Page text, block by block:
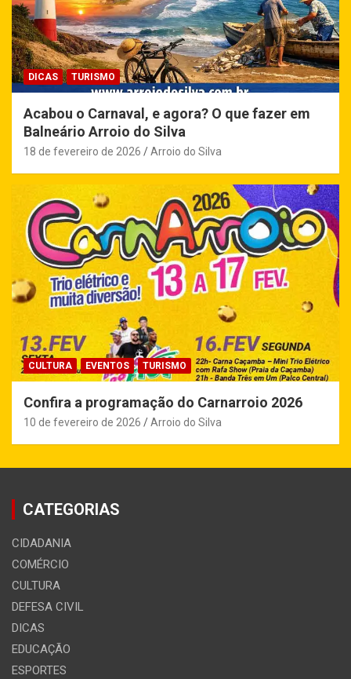
DICAS TURISMO
Acabou o Carnaval, e agora? O que fazer em
Balneário Arroio do Silva
18 de fevereiro de 2026 Arroio do Silva
CULTURA EVENTOS TURISMO
Confira a programação do Carnarroio 2026
10 de fevereiro de 2026 Arroio do Silva
CATEGORIAS
CIDADANIA
COMÉRCIO
CULTURA
DEFESA CIVIL
DICAS
EDUCAÇÃO
ESPORTES